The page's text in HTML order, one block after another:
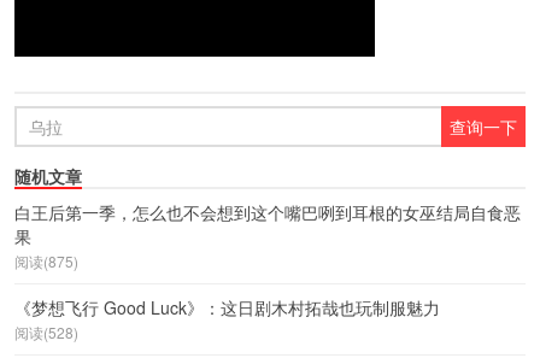
随机文章
白王后第一季，怎么也不会想到这个嘴巴咧到耳根的女巫结局自食恶
果
阅读(875)
《梦想飞行 Good Luck》：这日剧木村拓哉也玩制服魅力
阅读(528)